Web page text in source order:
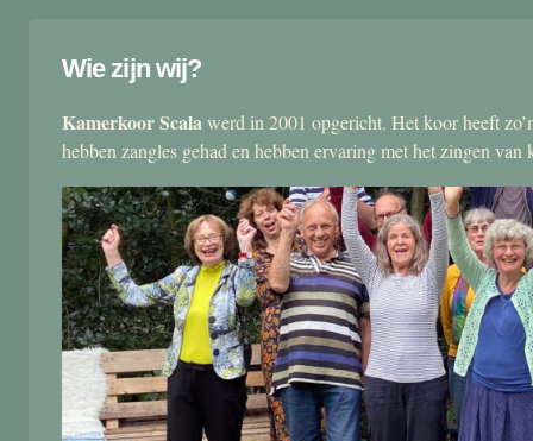
Wie zijn wij?
Kamerkoor Scalawerd in 2001 opgericht. Het koor heeft
hebben zangles gehad en hebben ervaring met het zingen van